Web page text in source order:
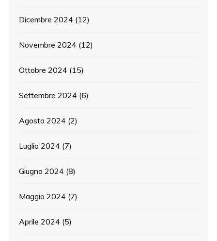
Dicembre 2024 (12)
Novembre 2024 (12)
Ottobre 2024 (15)
Settembre 2024 (6)
Agosto 2024 (2)
Luglio 2024 (7)
Giugno 2024 (8)
Maggio 2024 (7)
Aprile 2024 (5)